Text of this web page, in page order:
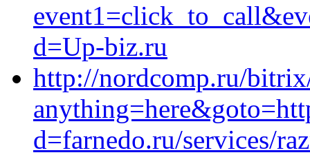
d=Up-biz.ru
http://nordcomp.ru/
d=farnedo.ru/services/